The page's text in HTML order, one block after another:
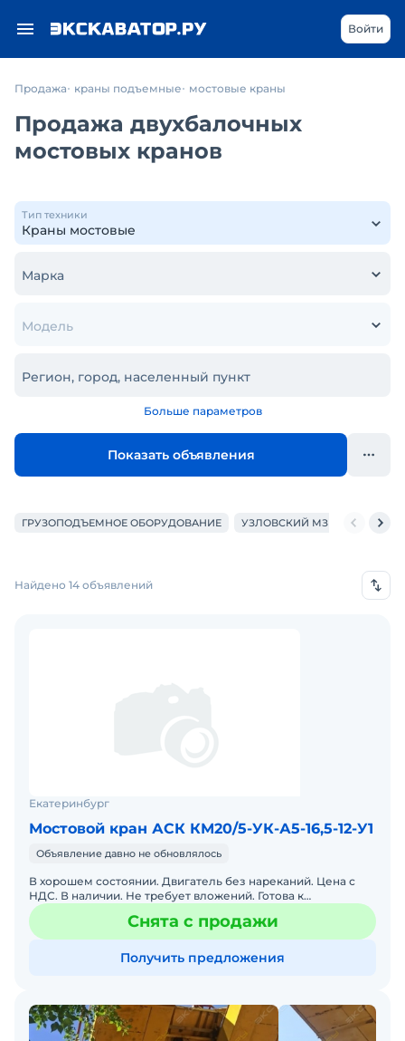
Войти
Продажа краны подъемные мостовые краны
Продажа двухбалочных
мостовых кранов
Тип техники
Марка
Модель
Регион, город, населенный пункт
Больше параметров
Показать объявления
ГРУЗОПОДЪЕМНОЕ ОБОРУДОВАНИЕ УЗЛОВСКИЙ МЗ 149 МЗ
Найдено 14 объявлений
Екатеринбург
Мостовой кран АСК КМ20/5-УК-А5-16,5-12-У1
Объявление давно не обновлялось
В хорошем состоянии. Двигатель без нареканий. Цена с
НДС. В наличии. Не требует вложений. Готова к
эксплуатации.
Снята с продажи
Получить предложения